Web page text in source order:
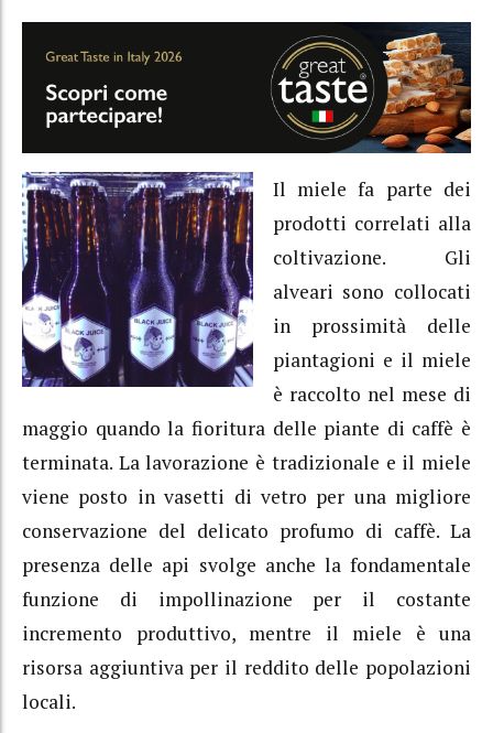
Il miele fa parte dei
prodotti correlati alla
coltivazione. Gli
alveari sono collocati
in prossimità delle
piantagioni e il miele
è raccolto nel mese di
maggio quando la fioritura delle piante di caffè è
terminata. La lavorazione è tradizionale e il miele
viene posto in vasetti di vetro per una migliore
conservazione del delicato profumo di caffè. La
presenza delle api svolge anche la fondamentale
funzione di impollinazione per il costante
incremento produttivo, mentre il miele è una
risorsa aggiuntiva per il reddito delle popolazioni
locali.